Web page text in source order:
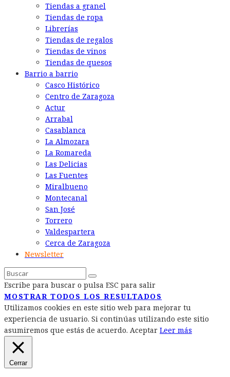
Tiendas a granel
Tiendas de ropa
Librerías
Tiendas de regalos
Tiendas de vinos
Tiendas de quesos
Barrio a barrio
Casco Histórico
Centro de Zaragoza
Actur
Arrabal
Casablanca
La Almozara
La Romareda
Las Delicias
Las Fuentes
Miralbueno
Montecanal
San José
Torrero
Valdespartera
Cerca de Zaragoza
Newsletter
Escribe para buscar o pulsa ESC para salir
MOSTRAR TODOS LOS RESULTADOS
Utilizamos cookies en este sitio web para mejorar tu
experiencia de usuario. Si continúas utilizando este sitio
asumiremos que estás de acuerdo. Aceptar Leer más
Cerrar